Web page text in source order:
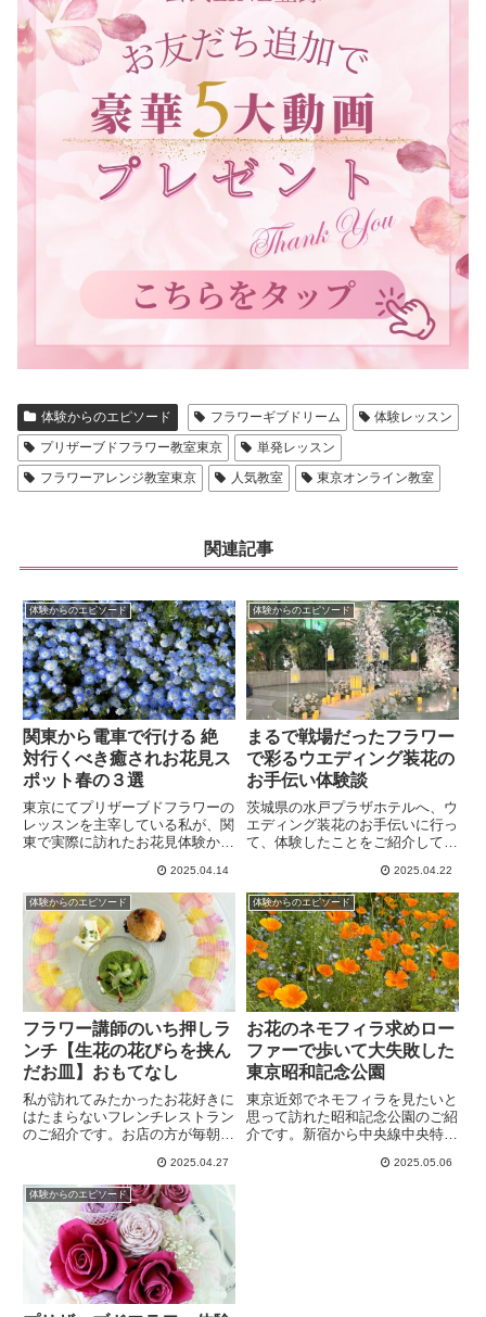
体験からのエピソード フラワーギブドリーム
体験レッスン
プリザーブドフラワー教室東京
単発レッスン
フラワーアレンジ教室東京
人気教室 東京オンライン教室
関連記事
体験からのエピソード
関東から電車で行ける 絶
対行くべき癒されお花見ス
ポット春の３選
東京にてプリザーブドフラワーの
レッスンを主宰している私が、関
東で実際に訪れたお花見体験か
で行けるお花見スポット３選をご
紹介します。この記事がお花見ス
ポットを探している方の参考にな
ってくれれば嬉しいです。
2025.04.14
体験からのエピソード
まるで戦場だったフラワー
で彩るウエディング装花の
お手伝い体験談
茨城県の水戸プラザホテルへ、ウ
エディング装花のお手伝いに行っ
て、体験したことをご紹介してい
の戦いでした。グリーンと白のエ
レガントな壮大な装花のもと、素
敵なカップルが沢山幸せになって
くれたら、嬉しく思います。
2025.04.22
体験からのエピソード
フラワー講師のいち押しラ
ンチ【生花の花びらを挟ん
だお皿】おもてなし
私が訪れてみたかったお花好きに
はたまらないフレンチレストラン
のご紹介です。お店の方が毎朝作
なお花の絵柄の数々でおもてなし
してくれるランチに一押しのお店
は、東京丸の内にある「モナリ
ザ」というお店です。味も絶品で
すよ。
2025.04.27
体験からのエピソード
お花のネモフィラ求めロー
ファーで歩いて大失敗した
東京昭和記念公園
東京近郊でネモフィラを見たいと
思って訪れた昭和記念公園のご紹
介です。新宿から中央線中央特快
ネモフィラ畑、ポピー畑、ブーケ
2025.05.06
体験からのエピソード